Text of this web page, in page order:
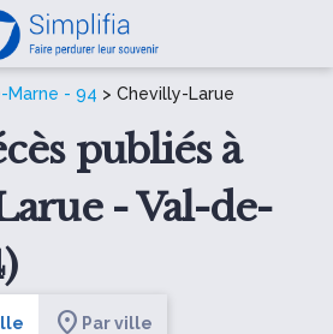
Marne - 94 > Chevilly-Larue
publiés à
- Val-de-
Par ville